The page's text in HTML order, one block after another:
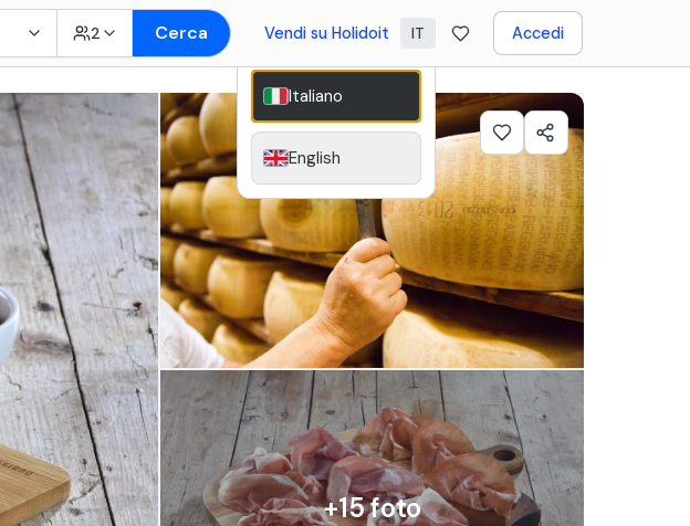
2 Cerca Vendi su Holidoit IT Accedi
+15foto
Italiano
English